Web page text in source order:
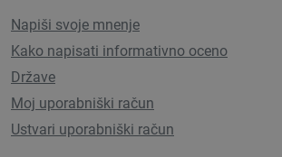
Napiši svoje mnenje
Kako napisati informativno oceno
Države
Moj uporabniški račun
Ustvari uporabniški račun